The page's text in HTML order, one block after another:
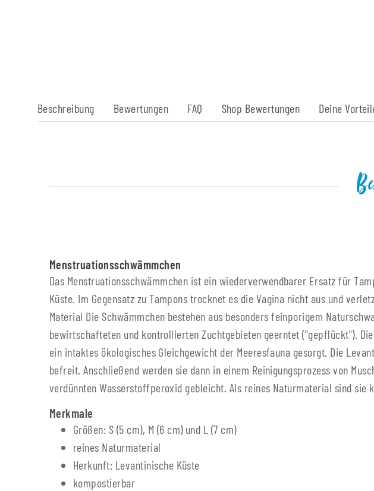
Beschreibung Bewertungen FAQ Shop Bewertungen Deine
Menstruationsschwämmchen
Das Menstruationsschwämmchen ist ein wiederverwendbarer Ersatz für
Küste. Im Gegensatz zu Tampons trocknet es die Vagina nicht aus und
Material Die Schwämmchen bestehen aus besonders feinporigem
bewirtschafteten und kontrollierten Zuchtgebieten geerntet ("gepflückt").
ein intaktes ökologisches Gleichgewicht der Meeresfauna gesorgt. Die
befreit. Anschließend werden sie dann in einem Reinigungsprozess von
verdünnten Wasserstoffperoxid gebleicht. Als reines Naturmaterial sind sie
Merkmale
Größen: S (5 cm), M (6 cm) und L (7 cm)
reines Naturmaterial
Herkunft: Levantinische Küste
kompostierbar